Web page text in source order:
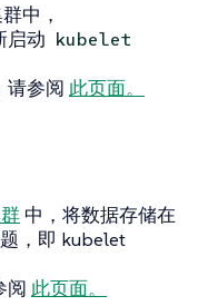
中，
启动 kubelet
请参阅 此页面。
中，将数据存储在
，即 kubelet
阅 此页面。